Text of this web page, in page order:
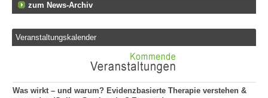
zum News-Archiv
Veranstaltungskalender
Was wirkt – und warum? Evidenzbasierte Therapie verstehen &